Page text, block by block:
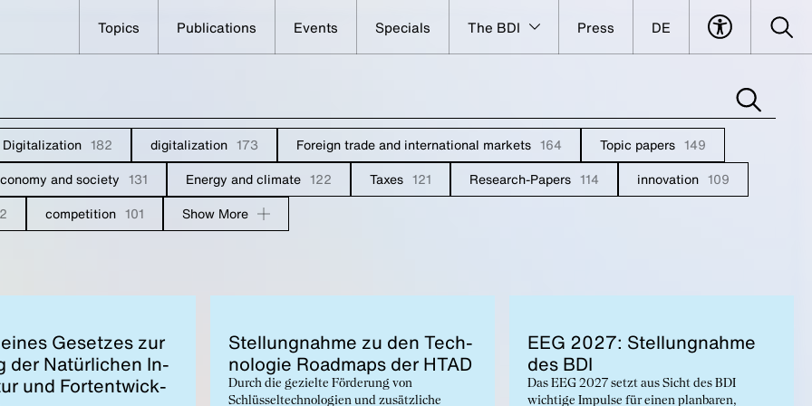
Topics Publications Events Specials The BDI Press DE
Digitalization 182 digitalization 173 Foreign trade and international markets 164 Topic papers 149
and society 131 Energy and climate 122 Taxes 121 Research-Papers 114 innovation 109
competition 101 Show More
Geset­zes zur
der Natür­lichen In­
und For­ten­twick­
Stel­lung­nahme zu den Tech­
nolo­gie Roadmaps der HTAD
Durch die gezielte Förderung von
Schlüsseltechnologien und zusätzliche
EEG 2027: Stel­lung­nahme
des BDI
Das EEG 2027 setzt aus Sicht des BDI
wichtige Impulse für einen planbaren,